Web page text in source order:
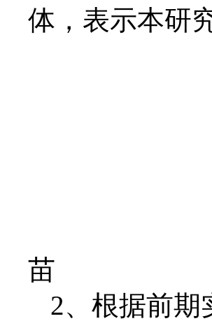
体，表示本研
苗
2、 根据前期